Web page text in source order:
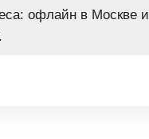
офлайн в Москве и